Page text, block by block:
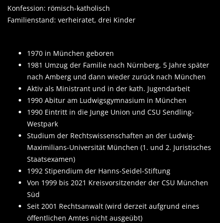
Konfession: römisch-katholisch
Familienstand: verheiratet, drei Kinder
1970 in München geboren
1981 Umzug der Familie nach Nürnberg, 5 Jahre später
nach Amberg und dann wieder zurück nach München
Aktiv als Ministrant und in der kath. Jugendarbeit
1990 Abitur am Ludwigsgymnasium in München
1990 Eintritt in die Junge Union und CSU Sendling-
Westpark
Studium der Rechtswissenschaften an der Ludwig-
Maximilians-Universität München (1. und 2. Juristisches
Staatsexamen)
1992 Stipendium der Hanns-Seidel-Stiftung
Von 1999 bis 2021 Kreisvorsitzender der CSU München
Süd
Seit 2001 Rechtsanwalt (wird derzeit aufgrund eines
öffentlichen Amtes nicht ausgeübt)